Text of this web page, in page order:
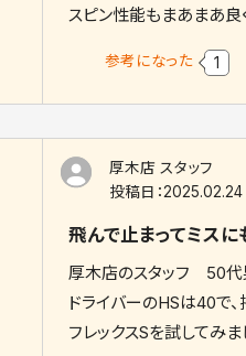
スピン性能もまあまあ良
参考になった 1
厚木店 スタッフ
投稿日：2025.02.24
飛んで止まってミスに
厚木店のスタッフ 50代
ドライバーのHSは40で、
フレックスSを試してみま